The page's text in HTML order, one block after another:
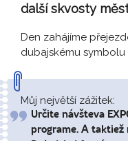
další skvosty
Den zahájíme
dubajskému
Můj největší zážitek:
Určite návšteva
programe. A